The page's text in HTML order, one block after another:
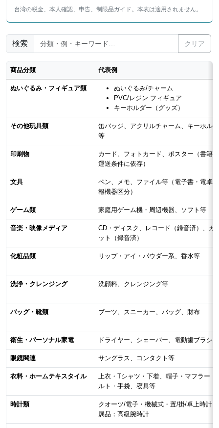
台湾の税金、本人確認、申告、制限品ガイド。本表は適用されません。
検索 クリア
商品分類 代表例
ぬいぐるみ・フィギュア類
ぬいぐるみ/チャーム
PVC/レジン フィギュア
キーホルダー（グッズ）
その他玩具類
缶バッジ、アクリルチャーム、キーホル
等
印刷物
カード、フォトカード、ポスター（書籍
運送条件に依存）
文具
ペン、メモ、ファイル等（電子書・電卓
報機器区分）
ゲーム類 家庭用ゲーム機・周辺機器、ソフト等
音楽・映像メディア
CD・ディスク、レコード（録音済）、カ
ット（録音済）
化粧品類 リップ・アイ・パウダー系、香水等
洗浄・クレンジング 洗顔料、クレンジング等
バッグ・靴類 ブーツ、スニーカー、バッグ、財布
衛生・パーソナル家電 ドライヤー、シェーバー、電動歯ブラシ等
眼鏡関連 サングラス、コンタクト等
衣料・ホームテキスタイル
上衣・Tシャツ・下着、帽子・マフラー・
ルト・手袋、寝具等
時計類
クオーツ/電子・機械式・置/掛/卓上時計
属品；高級腕時計